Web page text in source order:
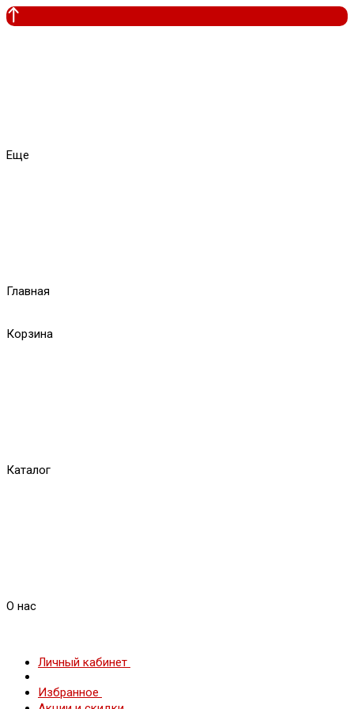
Еще
Главная
Корзина
Каталог
О нас
Личный кабинет
Избранное